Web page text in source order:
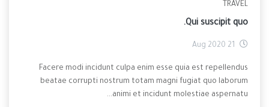
TRAVEL
Qui suscipit quo.
21 Aug 2020
Facere modi incidunt culpa enim esse quia est repellendus
beatae corrupti nostrum totam magni fugiat quo laborum
animi et incidunt molestiae aspernatu...